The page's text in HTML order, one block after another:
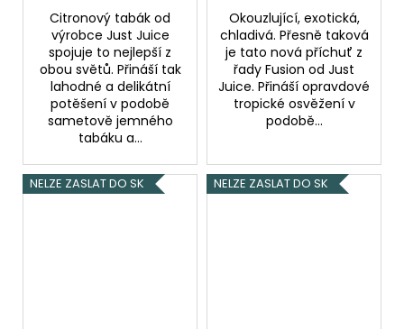
Citronový tabák od
výrobce Just Juice
spojuje to nejlepší z
obou světů. Přináší tak
lahodné a delikátní
potěšení v podobě
sametově jemného
tabáku a...
Okouzlující, exotická,
chladivá. Přesně taková
je tato nová příchuť z
řady Fusion od Just
Juice. Přináší opravdové
tropické osvěžení v
podobě...
NELZE ZASLAT DO SK NELZE ZASLAT DO SK
20MG
WATERMELON
(VODNÍ
MELOUN)